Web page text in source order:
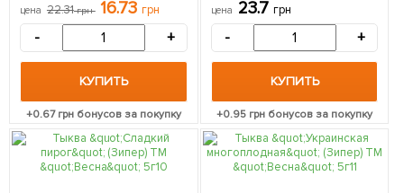
цена 22.31грн 16.73 грн
- +
КУПИТЬ
+0.67грн бонусов за покупку
цена 23.7 грн
- +
КУПИТЬ
+0.95 грн бонусов за покупку